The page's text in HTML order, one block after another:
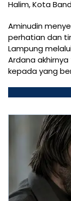
Halim, Kota
Aminudin
perhatian dan
Lampung
Ardana
kepada yang